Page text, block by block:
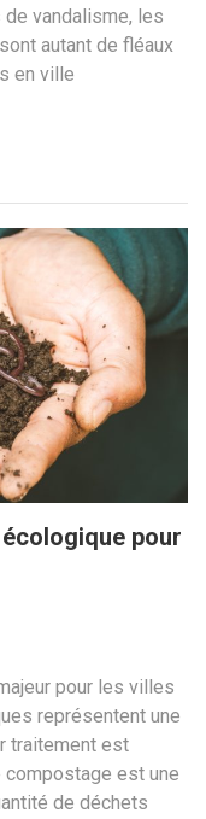
vandalisme, les
autant de fléaux
en ville
pour
pour les villes
représentent une
traitement est
compostage est une
de déchets